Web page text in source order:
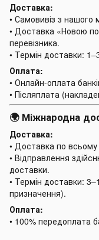
Доставка:
• Самовивіз з
• Доставка «Новою
перевізника.
• Термін доставки:
Оплата:
• Онлайн-оплата
• Післяплата
🌍 Міжнародна
Доставка:
• Доставка по всьому
• Відправлення
доставки.
• Термін доставки:
призначення).
Оплата:
• 100% передоплата